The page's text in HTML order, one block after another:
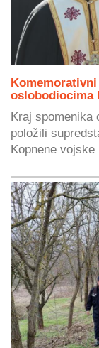
oslobodiocima
Kraj spomenika
položili
Kopnene